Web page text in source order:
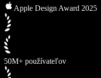
Apple Design Award 2025
50M+ používateľov